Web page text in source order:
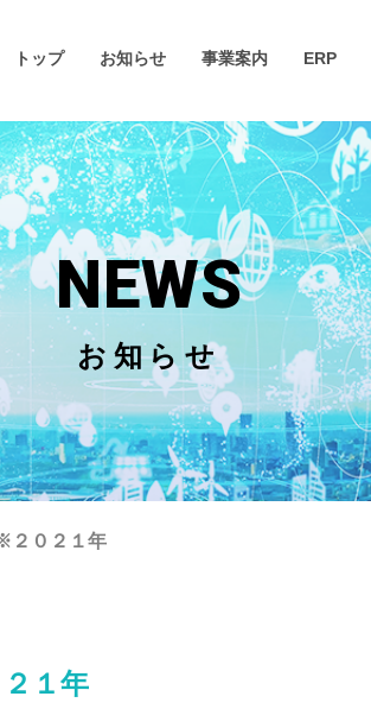
トップ お知らせ 事業案内 ERP
NEWS
お知らせ
２０２１年
１年